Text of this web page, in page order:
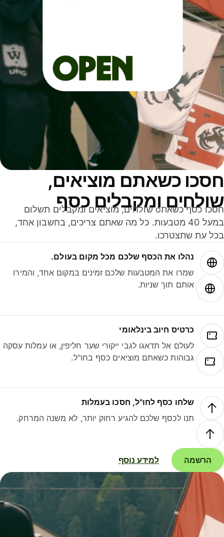
כשאתם מוציאים,
ומקבלים כסף
חסכו כסף כשאתo שולחים, מוציאים ומקבלים תשלום
במעל 40 מטבעות. כל מה שאתם צריכים, בחשבון אחד,
עת שתצטרכו.
נהלו את הכסף שלכם מכל מקום בעולם.
שמרו את המטבעות שלכם זמינים במקום אחד, והמירו
אותם תוך שניות.
כרטיס חיוב בינלאומי
לעולם אל תדאגו לגבי ייקורי שער חליפין, או עמלות עסקה
גבוהות כשאתם מוציאים כסף בחו"ל.
שלחו כסף לחו"ל, חסכו בעמלות
תנו לכסף שלכם להגיע רחוק יותר, לא משנה המרחק.
הרשמה למידע נוסף